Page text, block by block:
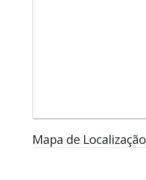
Mapa de Localização